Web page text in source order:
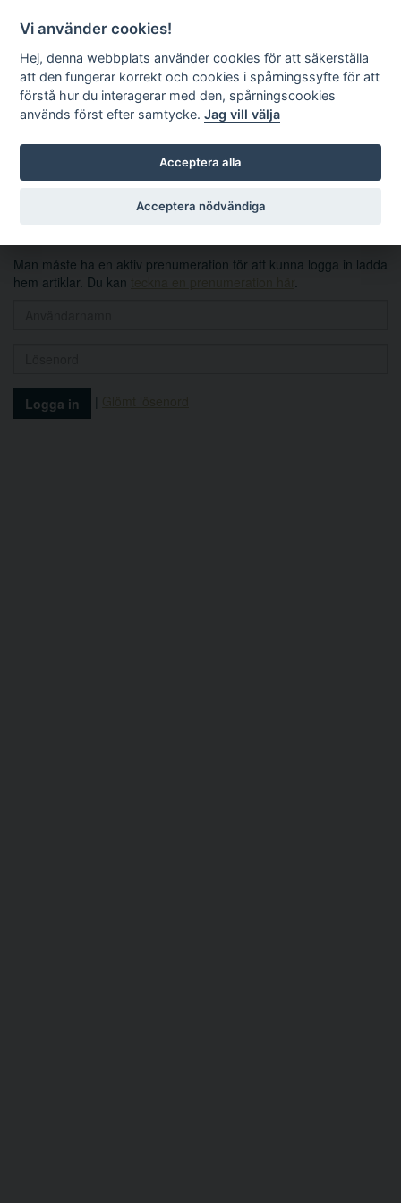
Sök
Logga in
Man måste ha en aktiv prenumeration för att kunna logga in ladda
hem artiklar. Du kan
|
Vi använder cookies!
Hej, denna webbplats använder cookies för att säkerställa
att den fungerar korrekt och cookies i spårningssyfte för att
förstå hur du interagerar med den, spårningscookies
används först efter samtycke.Jag vill välja
Acceptera alla
Acceptera nödvändiga